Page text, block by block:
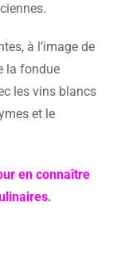
à l’image de
la fondue
les vins blancs
et le
en connaître